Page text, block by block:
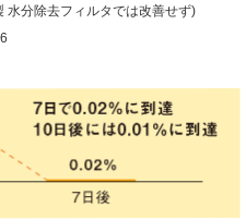
水分除去フィルタでは改善せず)